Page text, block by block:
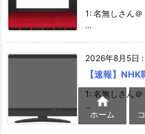
1: 名無しさん
...
2026年8月5日 :
【速報】
1: 名無しさん
... 
ホーム